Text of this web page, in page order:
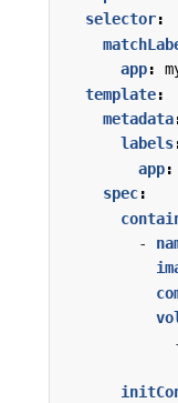
selector:
app:
template:
metadata
labels
app:
spec:
-